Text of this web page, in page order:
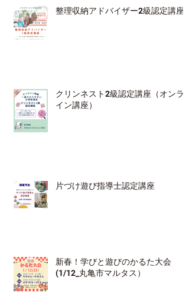
整理収納アドバイザー2級認定講座
クリンネスト2級認定講座（オンラ
イン講座）
片づけ遊び指導士認定講座
新春！学びと遊びのかるた大会
(1/12_丸亀市マルタス）